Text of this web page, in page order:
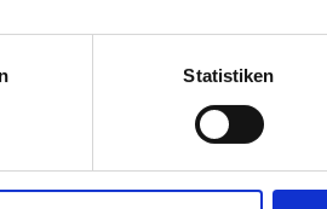
Statistiken
und AWR deutliche Volatilität
zu 30% seit Beginn des Updates,
und anpassen. Folgende